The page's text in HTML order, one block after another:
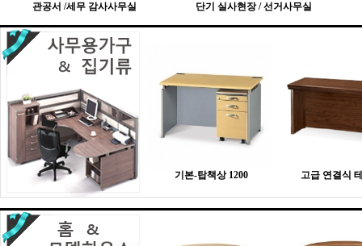
관공서 /세무 감사사무실 단기 실사현장 / 선거사무실
기본-탑책상 1200 고급 연결식